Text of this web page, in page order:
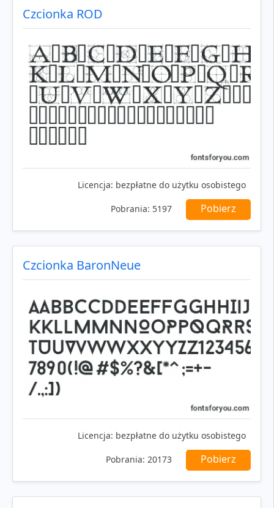
Czcionka ROD
Licencja: bezpłatne do użytku osobistego
Pobrania: 5197 Pobierz
Czcionka BaronNeue
Licencja: bezpłatne do użytku osobistego
Pobrania: 20173 Pobierz